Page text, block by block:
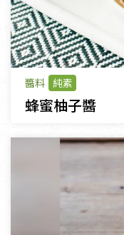
醬料 純素
蜂蜜柚子醬